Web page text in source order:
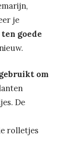
je
goede
om
De
rolletjes